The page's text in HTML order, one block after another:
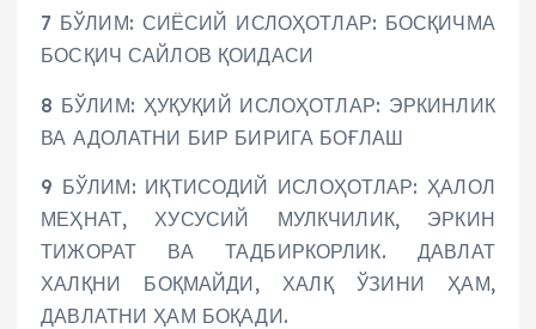
7 БЎЛИМ: СИЁСИЙ ИСЛОҲОТЛАР: БОСҚИЧМА
БОСҚИЧ САЙЛОВ ҚОИДАСИ
8 БЎЛИМ: ҲУҚУҚИЙ ИСЛОҲОТЛАР: ЭРКИНЛИК
ВА АДОЛАТНИ БИР БИРИГА БОҒЛАШ
9 БЎЛИМ: ИҚТИСОДИЙ ИСЛОҲОТЛАР: ҲАЛОЛ
МЕҲНАТ, ХУСУСИЙ МУЛКЧИЛИК, ЭРКИН
ТИЖОРАТ ВА ТАДБИРКОРЛИК. ДАВЛАТ
ХАЛҚНИ БОҚМАЙДИ, ХАЛҚ ЎЗИНИ ҲАМ,
ДАВЛАТНИ ҲАМ БОҚАДИ.